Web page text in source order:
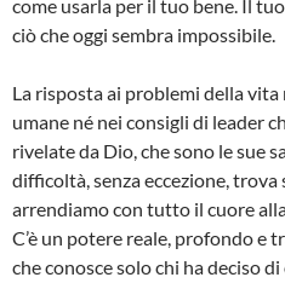
come usarla per il tuo bene. Il
ciò che oggi sembra impossibile.
La risposta ai problemi della
umane né nei consigli di leader
rivelate da Dio, che sono le sue
difficoltà, senza eccezione,
arrendiamo con tutto il cuore
C’è un potere reale, profondo e
che conosce solo chi ha deciso di